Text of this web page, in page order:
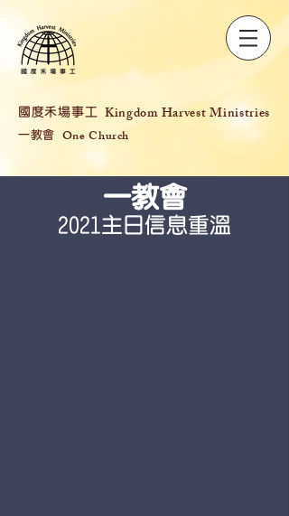
​國度禾場事工 Kingdom Harvest Ministries
一教會 One Church
一教會
​2021主日信息重溫